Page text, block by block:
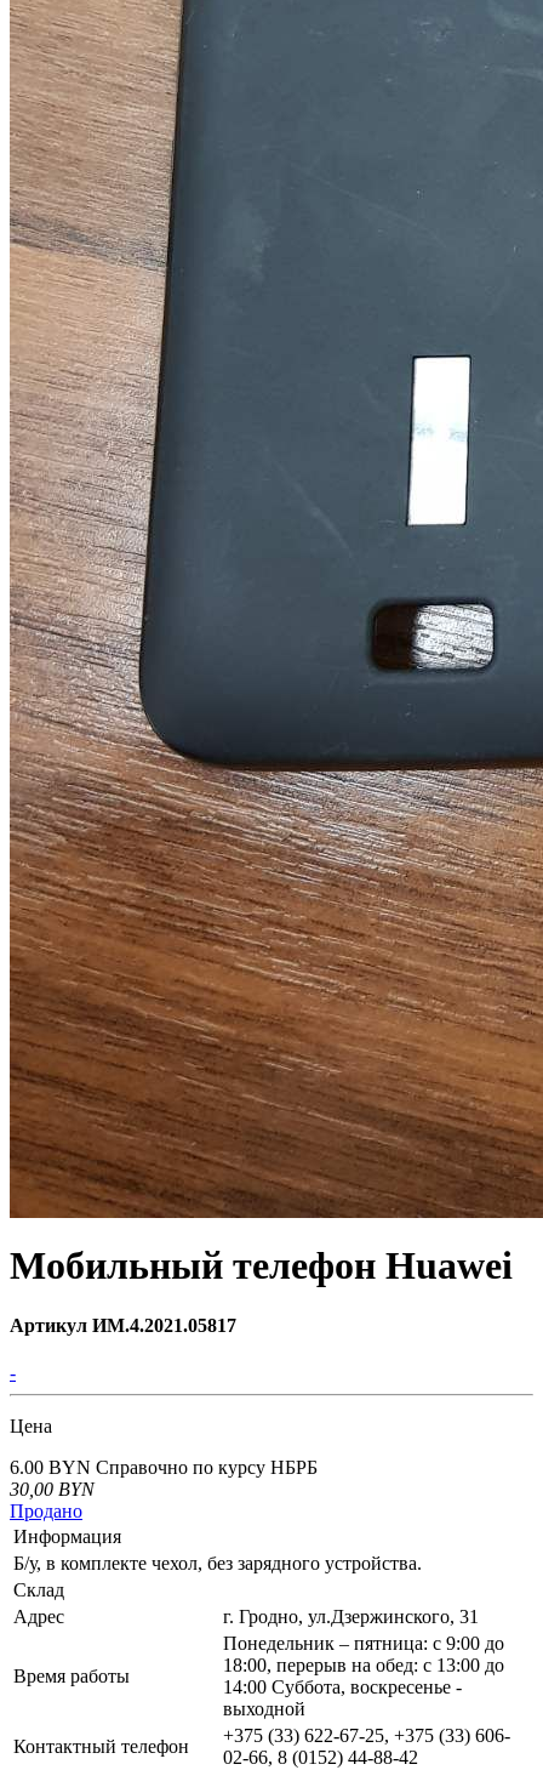
Мобильный телефон Huawei
Артикул ИМ.4.2021.05817
-
Цена
6.00 BYN Справочно по курсу НБРБ
30,00 BYN
Продано
Информация
Б/у, в комплекте чехол, без зарядного устройства.
Склад
Адрес
г. Гродно, ул.Дзержинского, 31
Время работы
Понедельник – пятница: с 9:00 до
18:00, перерыв на обед: с 13:00 до
14:00 Суббота, воскресенье -
выходной
Контактный телефон
+375 (33) 622-67-25, +375 (33) 606-
02-66, 8 (0152) 44-88-42